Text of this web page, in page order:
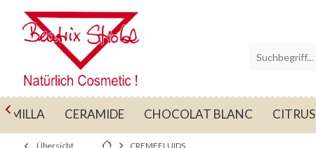
CERAMIDE CHOCOLAT BLANC CITRUS

Übersicht CREMEFLUIDS